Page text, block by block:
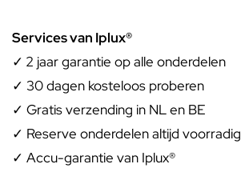
Services van Iplux®
✓ 2 jaar garantie op alle onderdelen
✓ 30 dagen kosteloos proberen
✓ Gratis verzending in NL en BE
✓ Reserve onderdelen altijd voorradig
✓ Accu-garantie van Iplux®